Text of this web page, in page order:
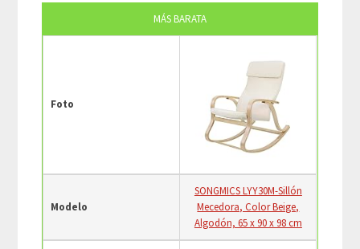
MÁS BARATA
Foto
Modelo
SONGMICS LYY30M-Sillón
Mecedora, Color Beige,
Algodón, 65 x 90 x 98 cm